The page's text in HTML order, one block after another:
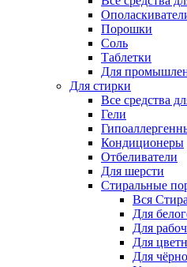
Порошки
Соль
Таблетки
Для
Для стирки
Все средства
Гели
Кондиционеры
Отбеливатели
Для шерсти
Стиральные
Вся
Для
Для
Для
Для